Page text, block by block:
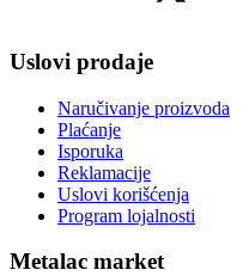
Uslovi prodaje
Naručivanje proizvoda
Plaćanje
Isporuka
Reklamacije
Uslovi korišćenja
Program lojalnosti
Metalac market